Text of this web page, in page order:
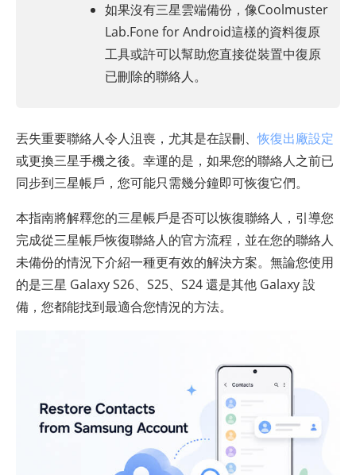
如果沒有三星雲端備份，像Coolmuster
Lab.Fone for Android這樣的資料復原
工具或許可以幫助您直接從裝置中復原
已刪除的聯絡人。
丟失重要聯絡人令人沮喪，尤其是在誤刪、恢復出廠設定
或更換三星手機之後。幸運的是，如果您的聯絡人之前已
同步到三星帳戶，您可能只需幾分鐘即可恢復它們。
本指南將解釋您的三星帳戶是否可以恢復聯絡人，引導您
完成從三星帳戶恢復聯絡人的官方流程，並在您的聯絡人
未備份的情況下介紹一種更有效的解決方案。無論您使用
的是三星 Galaxy S26、S25、S24 還是其他 Galaxy 設
備，您都能找到最適合您情況的方法。